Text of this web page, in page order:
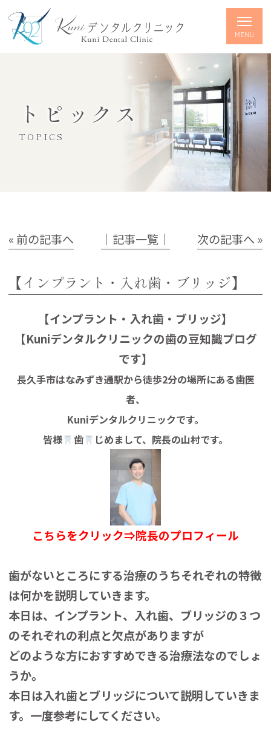
トピックス
TOPICS
« 前の記事へ │記事一覧│ 次の記事へ »
【インプラント・入れ歯・ブリッジ】
【インプラント・入れ歯・ブリッジ】
【Kuniデンタルクリニックの歯の豆知識プログ
です】
長久手市はなみずき通駅から徒歩2分の場所にある歯医
者、
Kuniデンタルクリニックです。
皆様
歯 じめまして、院長の山村です。
こちらをクリック⇒院長のプロフィール
歯がないところにする治療のうちそれぞれの特徴
は何かを説明していきます。
本日は、インプラント、入れ歯、ブリッジの３つ
のそれぞれの利点と欠点がありますが
どのような方におすすめできる治療法なのでしょ
うか。
本日は入れ歯とブリッジについて説明していきま
す。一度参考にしてください。